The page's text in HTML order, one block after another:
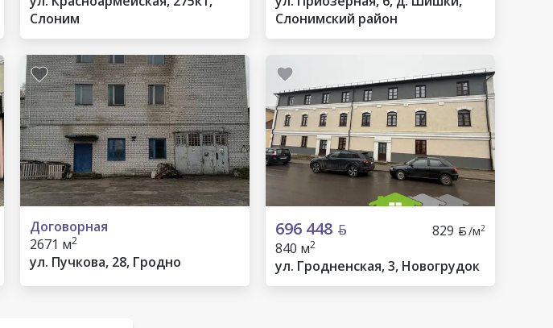
Слоним
Слонимский район
Договорная
2671 м2
ул. Пучкова, 28, Гродно
696 448 829 /м2
840 м2
ул. Гродненская, 3, Новогрудок